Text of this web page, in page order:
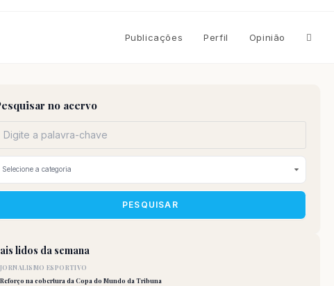
Publicações Perfil Opinião
no acervo
PESQUISAR
lidos da semana
JORNALISMO ESPORTIVO
Reforço na cobertura da Copa do Mundo da Tribuna